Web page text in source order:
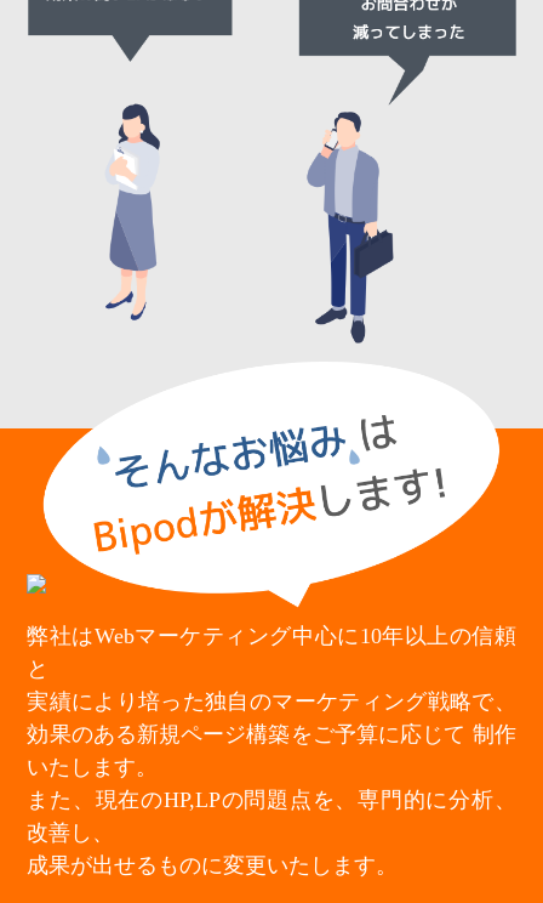
弊社はWebマーケティング中心に10年以上の信頼
と
実績により培った独自のマーケティング戦略で、
効果のある新規ページ構築をご予算に応じて 制作
いたします。
また、現在のHP,LPの問題点を、専門的に分析、
改善し、
成果が出せるものに変更いたします。